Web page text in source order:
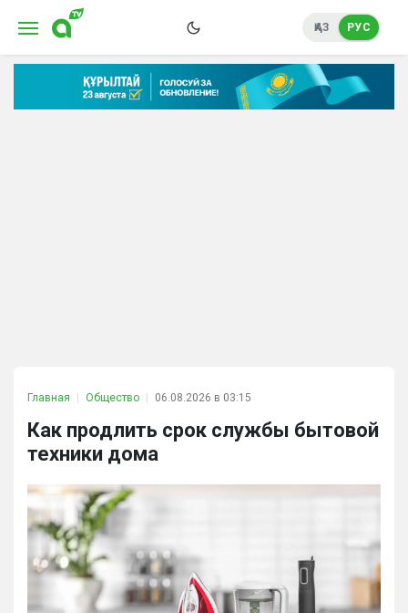
ҚАЗ РУС
Главная Общество 06.08.2026 в 03:15
Как продлить срок службы бытовой
техники дома